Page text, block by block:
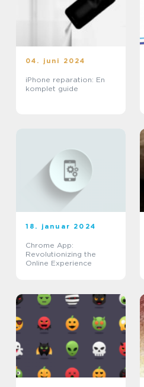
04. juni 2024
iPhone reparation: En
komplet guide
18. januar 2024
Chrome App:
Revolutionizing the
Online Experience